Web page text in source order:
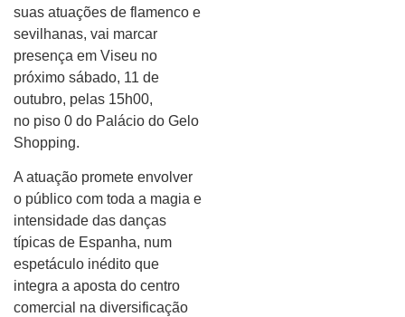
suas atuações de flamenco e
sevilhanas, vai marcar
presença em Viseu no
próximo sábado, 11 de
outubro, pelas 15h00,
no piso 0 do Palácio do Gelo
Shopping.
A atuação promete envolver
o público com toda a magia e
intensidade das danças
típicas de Espanha, num
espetáculo inédito que
integra a aposta do centro
comercial na diversificação